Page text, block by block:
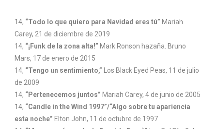
14, “Todo lo que quiero para Navidad eres tú” Mariah
Carey, 21 de diciembre de 2019
14, “¡Funk de la zona alta!” Mark Ronson hazaña. Bruno
Mars, 17 de enero de 2015
14, “Tengo un sentimiento,” Los Black Eyed Peas, 11 de julio
de 2009
14, “Pertenecemos juntos” Mariah Carey, 4 de junio de 2005
14, “Candle in the Wind 1997”/“Algo sobre tu apariencia
esta noche” Elton John, 11 de octubre de 1997